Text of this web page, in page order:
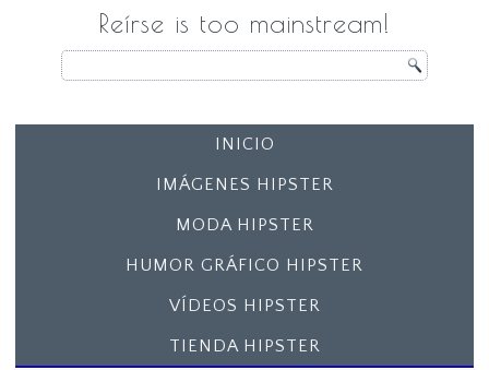
Reírse is too mainstream!
INICIO
IMÁGENES HIPSTER
MODA HIPSTER
HUMOR GRÁFICO HIPSTER
VÍDEOS HIPSTER
TIENDA HIPSTER